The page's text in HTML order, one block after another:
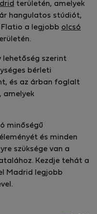
területén, amelyek
hangulatos stúdiót,
a legjobb olcsó
lehetőség szerint
bérleti
és az árban foglalt
amelyek
minőségű
és minden
szüksége van a
Kezdje tehát a
Madrid legjobb